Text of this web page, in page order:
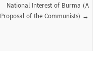
National Interest of Burma (A
Proposal of the Communists) →